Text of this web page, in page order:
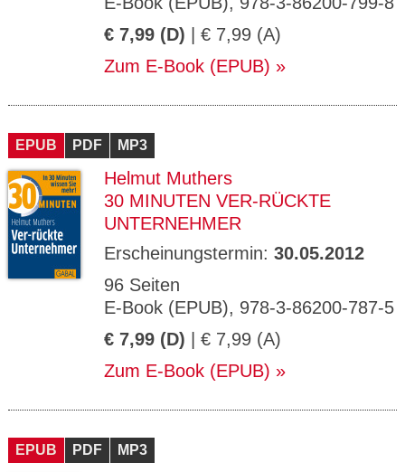
€ 7,99 (D) | € 7,99 (A)
Zum E-Book (EPUB)
EPUB PDF MP3
Helmut Muthers
30 MINUTEN VER-RÜCKTE
UNTERNEHMER
Erscheinungstermin: 30.05.2012
96 Seiten
E-Book (EPUB), 978-3-86200-787-5
€ 7,99 (D) | € 7,99 (A)
Zum E-Book (EPUB)
EPUB PDF MP3